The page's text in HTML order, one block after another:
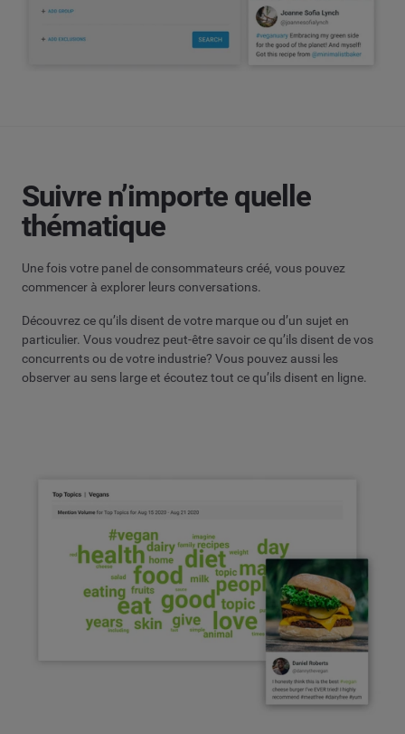
Suivre n’importe quelle
thématique
Une fois votre panel de consommateurs créé, vous pouvez
commencer à explorer leurs conversations.
Découvrez ce qu’ils disent de votre marque ou d’un sujet en
particulier. Vous voudrez peut-être savoir ce qu’ils disent de vos
concurrents ou de votre industrie? Vous pouvez aussi les
observer au sens large et écoutez tout ce qu’ils disent en ligne.